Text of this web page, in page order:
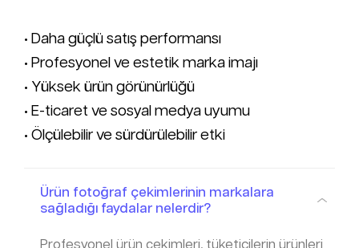
• Daha güçlü satış performansı
• Profesyonel ve estetik marka imajı
• Yüksek ürün görünürlüğü
• E-ticaret ve sosyal medya uyumu
• Ölçülebilir ve sürdürülebilir etki
Ürün fotoğraf çekimlerinin markalara
sağladığı faydalar nelerdir?
Profesyonel ürün çekimleri, tüketicilerin ürünleri